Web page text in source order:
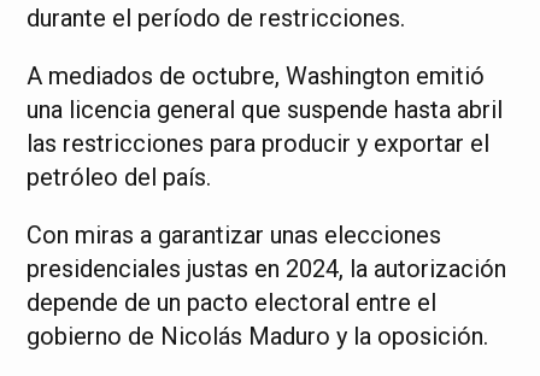
durante el período de restricciones.
A mediados de octubre, Washington emitió
una licencia general que suspende hasta abril
las restricciones para producir y exportar el
petróleo del país.
Con miras a garantizar unas elecciones
presidenciales justas en 2024, la autorización
depende de un pacto electoral entre el
gobierno de Nicolás Maduro y la oposición.